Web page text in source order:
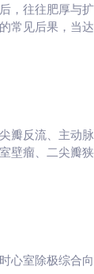
，往往肥厚与
常见后果，当
瓣反流、主动
壁瘤、二尖瓣
心室除极综合